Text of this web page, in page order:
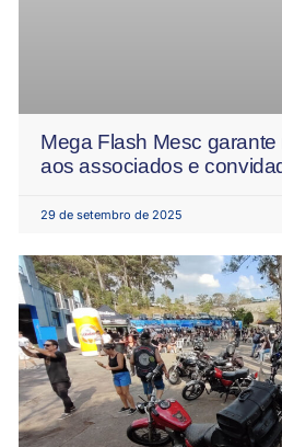
Mega Flash Mesc
aos associados e
29 de setembro de 2025